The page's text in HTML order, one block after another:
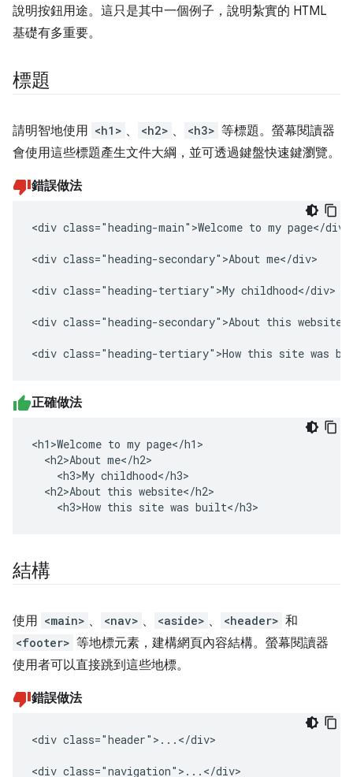
說明按鈕用途。這只是其中一個例子，說明紮實的 HTML
基礎有多重要。
標題
請明智地使用 <h1> 、 <h2> 、 <h3> 等標題。螢幕閱讀器
會使用這些標題產生文件大綱，並可透過鍵盤快速鍵瀏覽。
錯誤做法
<div class="heading-main">Welcome to my page</div>
<div class="heading-secondary">About me</div>
<div class="heading-tertiary">My childhood</div>
<div class="heading-secondary">About this
<div class="heading-tertiary">How this site was
正確做法
<h1>Welcome to my page</h1>
  <h2>About me</h2>
    <h3>My childhood</h3>
  <h2>About this website</h2>
    <h3>How this site was built</h3>
結構
使用 <main> 、 <nav> 、 <aside> 、 <header> 和
<footer> 等地標元素，建構網頁內容結構。螢幕閱讀器
使用者可以直接跳到這些地標。
錯誤做法
<div class="header">...</div>
<div class="navigation">...</div>